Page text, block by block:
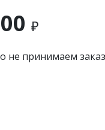
₽
не принимаем